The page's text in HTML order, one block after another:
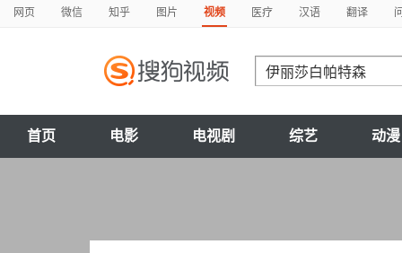
网页 微信 知乎 图片 视频 医疗 汉语 翻译
首页 电影 电视剧 综艺 动漫